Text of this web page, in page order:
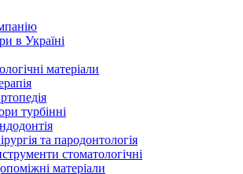
в Україні
матеріали
турбінні
та пародонтологія
стоматологічні
матеріали